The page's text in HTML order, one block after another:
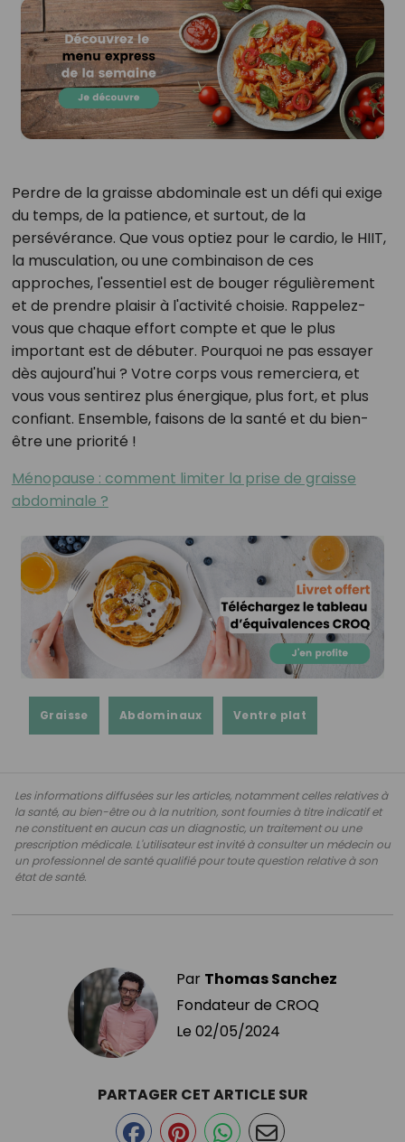
Perdre de la graisse abdominale est un défi qui exige
du temps, de la patience, et surtout, de la
persévérance. Que vous optiez pour le cardio, le HIIT,
la musculation, ou une combinaison de ces
approches, l'essentiel est de bouger régulièrement
et de prendre plaisir à l'activité choisie. Rappelez-
vous que chaque effort compte et que le plus
important est de débuter. Pourquoi ne pas essayer
dès aujourd'hui ? Votre corps vous remerciera, et
vous vous sentirez plus énergique, plus fort, et plus
confiant. Ensemble, faisons de la santé et du bien-
être une priorité !
Ménopause : comment limiter la prise de graisse
abdominale ?
Graisse Abdominaux Ventre plat
Les informations diffusées sur les articles, notamment celles relatives à
la santé, au bien-être ou à la nutrition, sont fournies à titre indicatif et
ne constituent en aucun cas un diagnostic, un traitement ou une
prescription médicale. L'utilisateur est invité à consulter un médecin ou
un professionnel de santé qualifié pour toute question relative à son
état de santé.
Par Thomas Sanchez
Fondateur de CROQ
Le 02/05/2024
PARTAGER CET ARTICLE SUR